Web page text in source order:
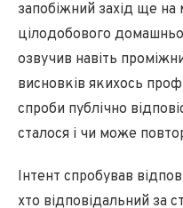
запобіжний захід ще на
цілодобового
озвучив навіть
висновків якихось
спроби публічно
сталося і чи може
Інтент спробував
хто відповідальний за